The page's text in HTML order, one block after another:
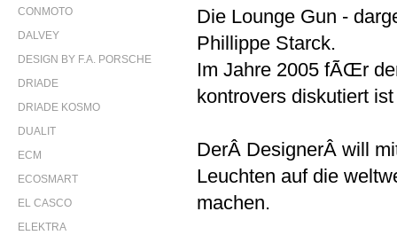
CONMOTO
DALVEY
DESIGN BY F.A. PORSCHE
DRIADE
DRIADE KOSMO
DUALIT
ECM
ECOSMART
EL CASCO
ELEKTRA
Die Lounge Gun -
Phillippe Starck.
Im Jahre 2005 fÃŒr
kontrovers diskutiert
DerÂ DesignerÂ will
Leuchten auf die
machen.